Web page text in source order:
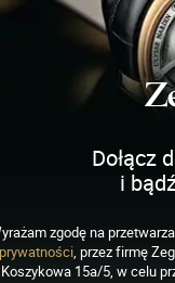
Dołącz
i
zgodę na
prywatności, przez firmę
Koszykowa 15a/5, w celu